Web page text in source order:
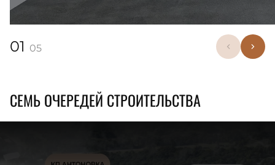
01 05
СЕМЬ ОЧЕРЕДЕЙ СТРОИТЕЛЬСТВА